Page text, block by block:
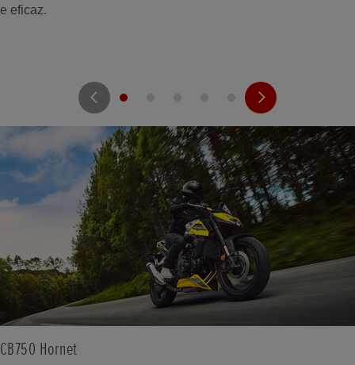
e eficaz.
CB750 Hornet